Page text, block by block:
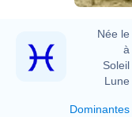
Née le
à
Soleil
Lune
Dominantes